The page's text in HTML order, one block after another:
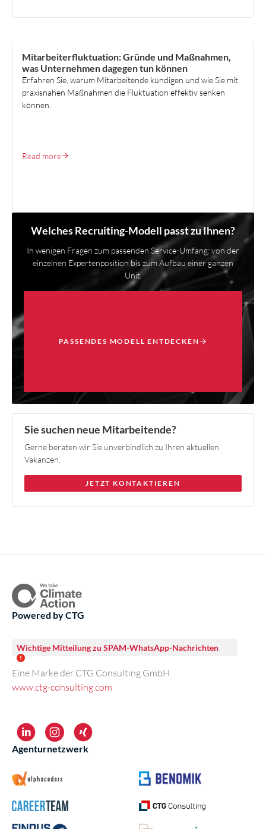
Mitarbeiterfluktuation: Gründe und Maßnahmen,
was Unternehmen dagegen tun können
Erfahren Sie, warum Mitarbeitende kündigen und wie Sie mit
praxisnahen Maßnahmen die Fluktuation effektiv senken
können.
Read more
Welches Recruiting-Modell passt zu Ihnen?
In wenigen Fragen zum passenden Service-Umfang: von der
einzelnen Expertenposition bis zum Aufbau einer ganzen
Unit.
PASSENDES MODELL ENTDECKEN
Sie suchen neue Mitarbeitende?
Gerne beraten wir Sie unverbindlich zu Ihren aktuellen
Vakanzen.
JETZT KONTAKTIEREN
Powered by CTG
Wichtige Mitteilung zu SPAM-WhatsApp-Nachrichten
Eine Marke der CTG Consulting GmbH
www.ctg-consulting.com
Agenturnetzwerk